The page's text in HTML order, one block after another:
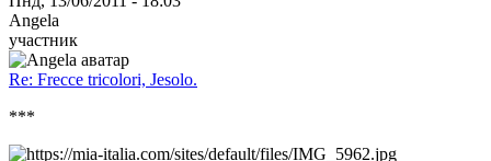
Angela
участник
Re: Frecce tricolori, Jesolo.
***